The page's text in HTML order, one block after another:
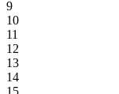
9
10
11
12
13
14